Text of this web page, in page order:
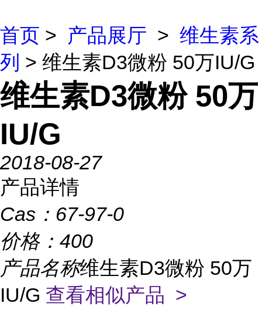
首页 > 产品展厅 > 维生素系
列 > 维生素D3微粉 50万IU/G
维生素D3微粉 50万
IU/G
2018-08-27
产品详情
Cas： 67-97-0
价格： 400
产品名称维生素D3微粉 50万
IU/G 查看相似产品 >